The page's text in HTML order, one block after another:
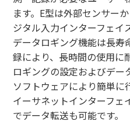
ます。E型は外部センサー
ジタル入力インターフェイ
データロギング機能は長
録により、長時間の使用に
ロギングの設定およびデ
ソフトウェアにより簡単に
イーサネットインターフェ
でデータ転送も可能です。